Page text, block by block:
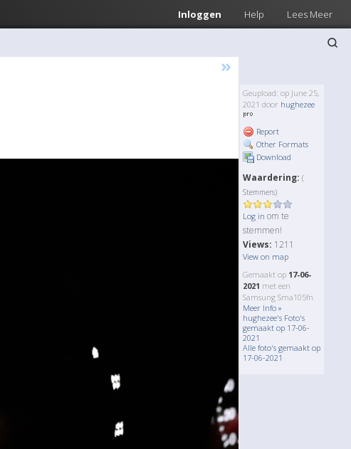
Inloggen Help Lees Meer
»
Geupload: op June 25,
2021 door hughezee
Report
Other Formats
Download
Waardering: (
Stemmers)
Log in om te
stemmen!
Views: 1211
View on map
Gemaakt op 17-06-
2021 met een
Samsung Sma105fn
Meer Info »
hughezee's Foto's
gemaakt op 17-06-
2021
Alle foto's gemaakt op
17-06-2021